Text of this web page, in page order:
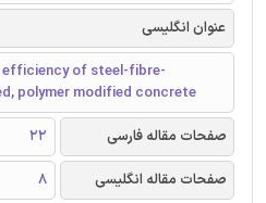
عنوان انگلیسی
efficiency of steel-fibre-
polymer modified concrete
صفحات مقاله فارسی
22
صفحات مقاله انگلیسی
8